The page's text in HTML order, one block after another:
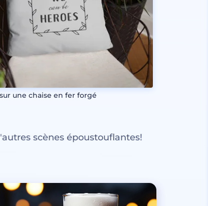
une chaise en fer forgé
scènes époustouflantes!